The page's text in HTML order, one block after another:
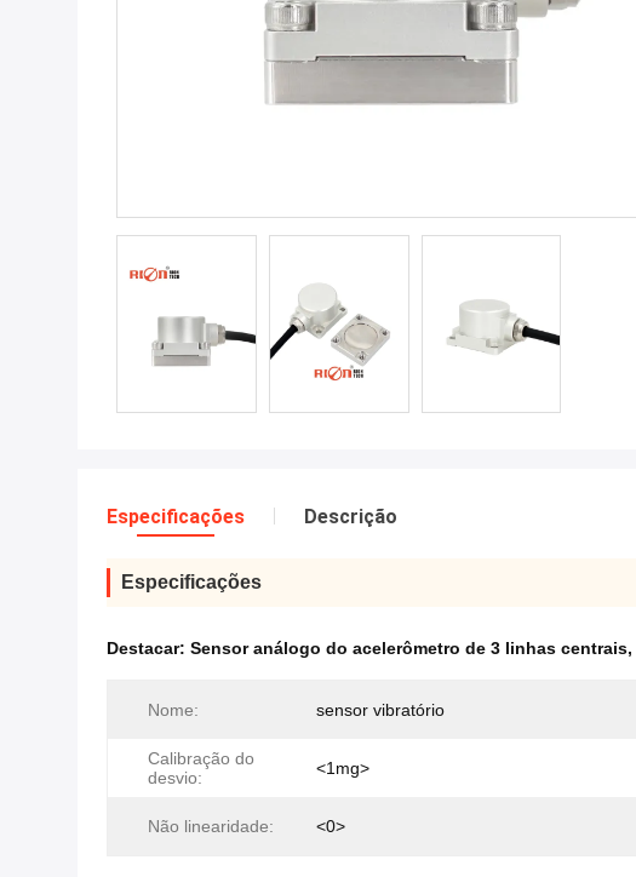
Especificações Descrição
Especificações
Destacar: Sensor análogo do acelerômetro de 3 linhas centrais,
Nome: sensor vibratório
Calibração do
desvio:
<1mg>
Não linearidade: <0>